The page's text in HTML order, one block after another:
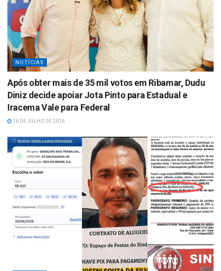
NOTÍCIAS
Após obter mais de 35 mil votos em Ribamar, Dudu
Diniz decide apoiar Jota Pinto para Estadual e
Iracema Vale para Federal
16 DE JULHO DE 2026